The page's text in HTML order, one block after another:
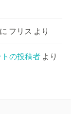
に フリス より
トの投稿者 より